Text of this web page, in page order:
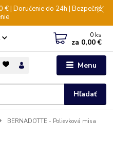
| Doručenie do 24h | Bezpečné
Menu
Hľadať
0 ks
za 0,00 €
BERNADOTTE - Polievková misa